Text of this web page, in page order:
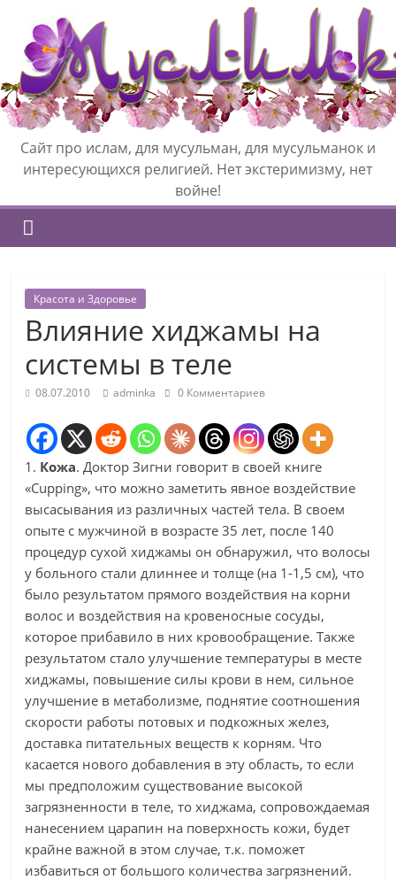
Сайт про ислам, для мусульман, для мусульманок и
интересующихся религией. Нет экстеримизму, нет
войне!
Красота и Здоровье
Влияние хиджамы на
системы в теле
08.07.2010 adminka 0 Комментариев
1. Кожа. Доктор Зигни говорит в своей книге
«Cupping», что можно заметить явное воздействие
высасывания из различных частей тела. В своем
опыте с мужчиной в возрасте 35 лет, после 140
процедур сухой хиджамы он обнаружил, что волосы
у больного стали длиннее и толще (на 1-1,5 см), что
было результатом прямого воздействия на корни
волос и воздействия на кровеносные сосуды,
которое прибавило в них кровообращение. Также
результатом стало улучшение температуры в месте
хиджамы, повышение силы крови в нем, сильное
улучшение в метаболизме, поднятие соотношения
скорости работы потовых и подкожных желез,
доставка питательных веществ к корням. Что
касается нового добавления в эту область, то если
мы предположим существование высокой
загрязненности в теле, то хиджама, сопровождаемая
нанесением царапин на поверхность кожи, будет
крайне важной в этом случае, т.к. поможет
избавиться от большого количества загрязнений.